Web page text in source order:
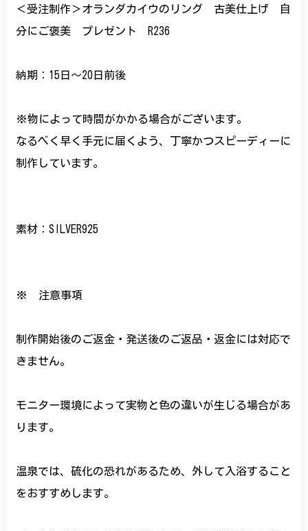
＜受注制作＞オランダカイウのリング 古美仕上げ 自
分にご褒美 プレゼント R236
納期：15日～20日前後
※物によって時間がかかる場合がございます。
なるべく早く手元に届くよう、丁寧かつスピーディーに
制作しています。
素材：SILVER925
※ 注意事項
制作開始後のご返金・発送後のご返品・返金には対応で
きません。
モニター環境によって実物と色の違いが生じる場合があ
ります。
温泉では、硫化の恐れがあるため、外して入浴すること
をおすすめします。